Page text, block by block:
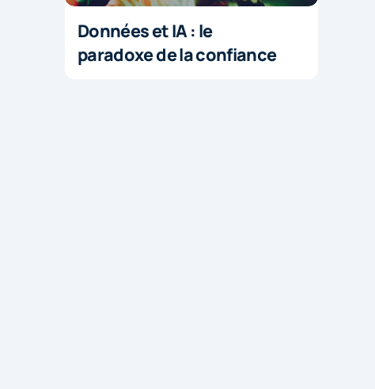
Données et IA : le
paradoxe de la confiance